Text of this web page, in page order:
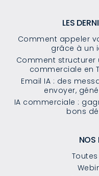
LES
Comment appeler
grâce à un
Comment
commerciale en
Email IA : des
envoyer,
IA commerciale :
bons
NOS